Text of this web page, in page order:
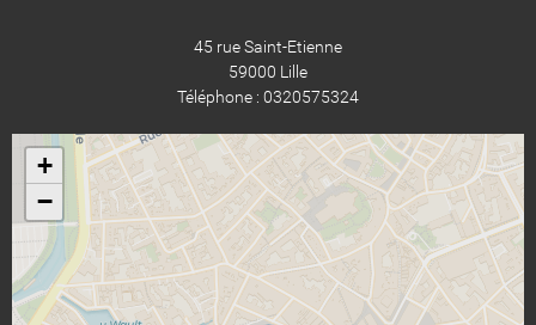
45 rue Saint-Etienne
59000 Lille
Téléphone : 0320575324
+
−